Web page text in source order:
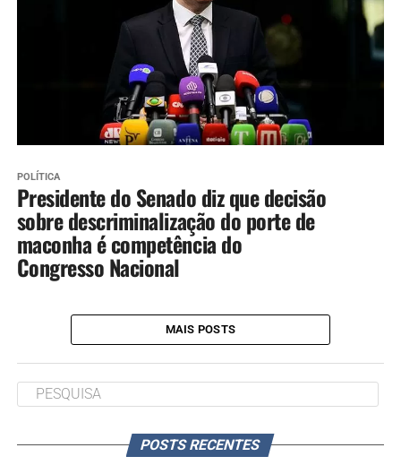
POLÍTICA
Presidente do Senado diz que decisão
sobre descriminalização do porte de
maconha é competência do
Congresso Nacional
MAIS POSTS
POSTS RECENTES